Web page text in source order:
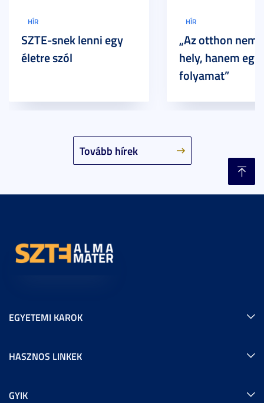
Tovább hírek
HÍR
SZTE-snek lenni egy
életre szól
HÍR
„Az otthon nem
hely, hanem egy
folyamat”
EGYETEMI KAROK
HASZNOS LINKEK
GYIK